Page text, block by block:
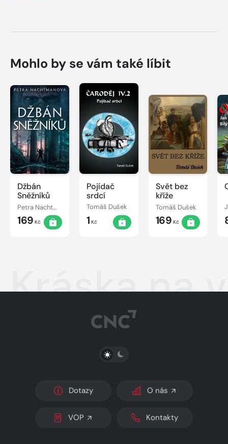
Mohlo by se vám také líbit
Džbán
Sněžníků
Petra Nachtmanová
169 Kč
Pojídač
srdcí
Tomáš Dušek
1 Kč
Svět bez
kříže
Tomáš Dušek
169 Kč
Kráska na
PŘEPNOUT SVĚTLÝ/TMAVÝ REŽIM
Dotazy O nás
VOP Kontakty